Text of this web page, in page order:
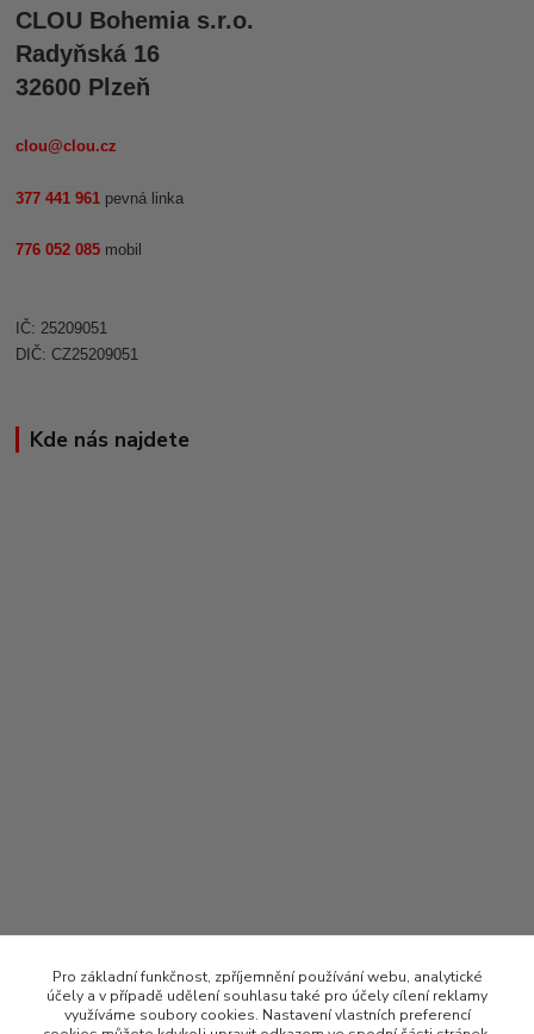
CLOU Bohemia s.r.o.
Radyňská 16
32600 Plzeň
clou@clou.cz
377 441 961 pevná linka
776 052 085 mobil
IČ: 25209051
DIČ: CZ25209051
Kde nás najdete
Pro základní funkčnost, zpříjemnění používání webu, analytické
účely a v případě udělení souhlasu také pro účely cílení reklamy
využíváme soubory cookies. Nastavení vlastních preferencí